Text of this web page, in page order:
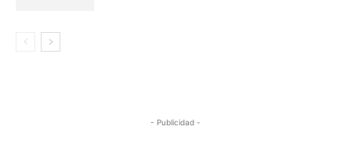
- Publicidad -